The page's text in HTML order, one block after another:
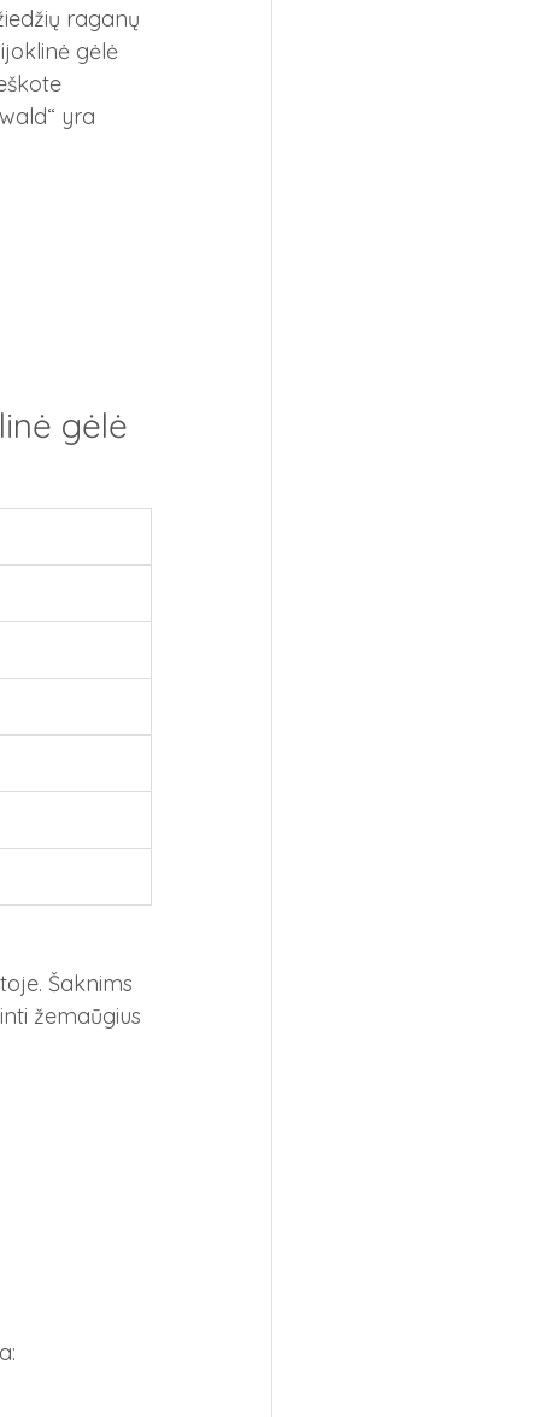
raganų
gėlė
yra
gėlė
Šaknims
žemaūgius